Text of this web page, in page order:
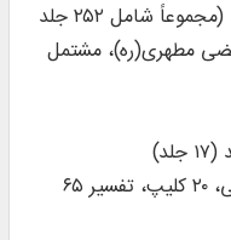
متن کامل ۹۶ عنوان کتاب در ۱۷۹ جلد (مجموعاً شامل ۲۵۲ جلد
مطهری(ره)، مشتمل
نگارخانه، شامل: ۲۲۴ موضوع سخنرانی، ۲۰ کلیپ، تفسیر ۶۵